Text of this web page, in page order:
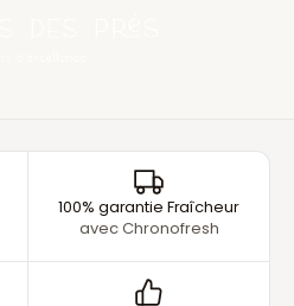
100% garantie Fraîcheur
avec Chronofresh